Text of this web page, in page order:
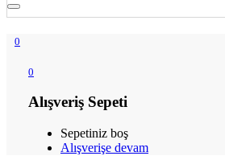
0
0
Alışveriş Sepeti
Sepetiniz boş
Alışverişe devam